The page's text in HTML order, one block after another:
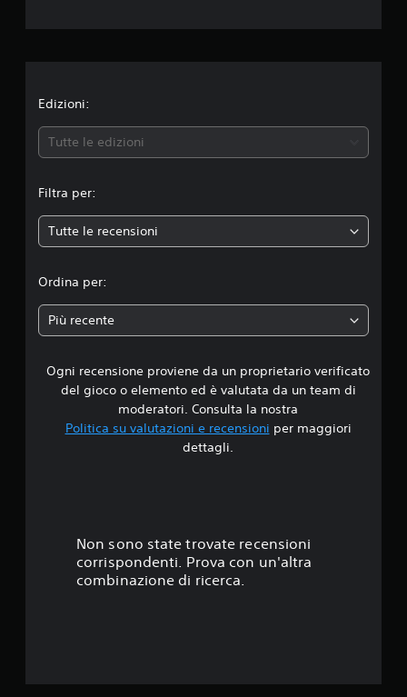
a
z
o
n
e
Edizioni:
Tutte le edizioni
Filtra per:
Tutte le recensioni
Ordina per:
Più recente
Ogni recensione proviene da un proprietario verificato
del gioco o elemento ed è valutata da un team di
moderatori. Consulta la nostra
Politica su valutazioni e recensioni per maggiori
dettagli.
Non sono state trovate recensioni
corrispondenti. Prova con un'altra
combinazione di ricerca.